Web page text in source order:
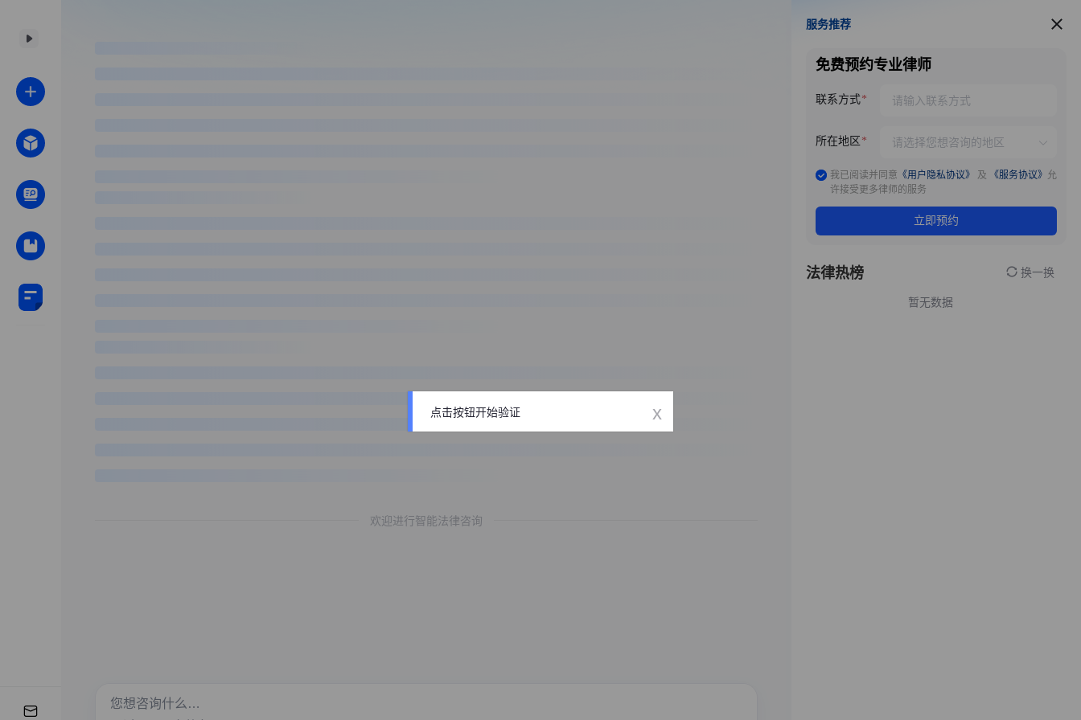
欢迎进行智能法律咨询
服务推荐
服务推荐
免费预约专业律师
联系方式
所在地区
我已阅读并同意 《用户隐私协议》 及 《服务协议》 允
许接受更多律师的服务
立即预约
法律热榜 换一换
暂无数据
点击按钮开始验证 x